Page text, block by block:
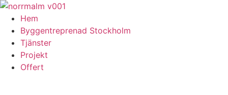
Skip
content
Hem
Byggentreprenad Stockholm
Tjänster
Projekt
Offert